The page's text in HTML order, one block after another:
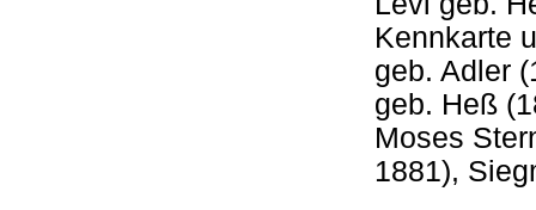
Kennkarte
geb. Adler
geb. Heß
Moses
1881),